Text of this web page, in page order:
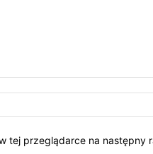
tej przeglądarce na następny